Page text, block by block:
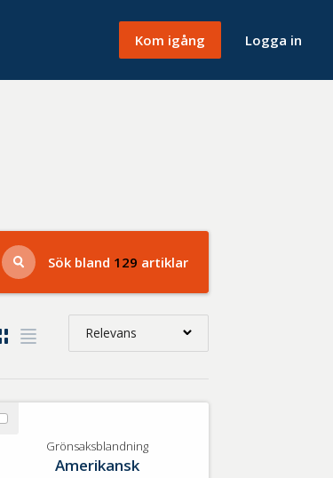
Kom igång Logga in
Sök bland 129 artiklar
Relevans
Nyaste
Benämning A-Ö
Välj
Grönsaksblandning
Grönsaksblandning
Amerikansk